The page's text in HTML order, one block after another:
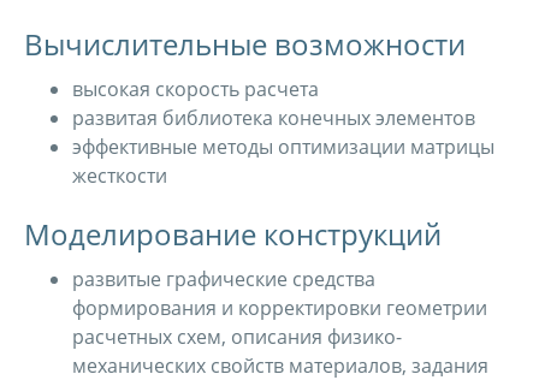
Вычислительные возможности
высокая скорость расчета
развитая библиотека конечных элементов
эффективные методы оптимизации матрицы
жесткости
Моделирование конструкций
развитые графические средства
формирования и корректировки геометрии
расчетных схем, описания физико-
механических свойств материалов, задания